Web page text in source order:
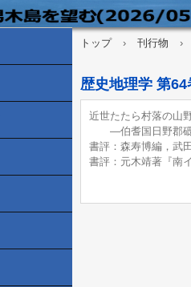
トップ › 刊行物 ›
歴史地理学 第
近世たたら村落の山
―伯耆国日野郡
書評：森寿博編，
書評：元木靖著『南